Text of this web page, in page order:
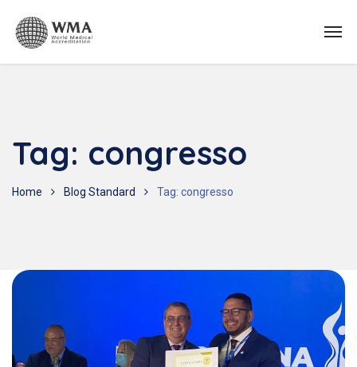
Tag: congresso
Home Blog Standard Tag: congresso